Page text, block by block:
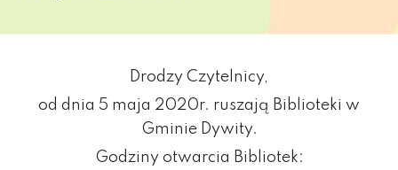
Drodzy Czytelnicy,
od dnia 5 maja 2020r. ruszają Biblioteki w
Gminie Dywity.
Godziny otwarcia Bibliotek: